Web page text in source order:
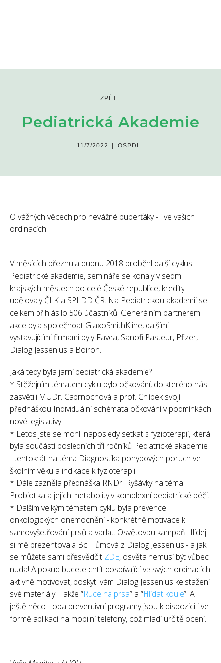
ZPĚT
Pediatrická Akademie
11/7/2022 | OSPDL
O vážných věcech pro nevážné puberťáky - i ve vašich
ordinacích
V měsících březnu a dubnu 2018 proběhl další cyklus
Pediatrické akademie, semináře se konaly v sedmi
krajských městech po celé České republice, kredity
udělovaly ČLK a SPLDD ČR. Na Pediatrickou akademii se
celkem přihlásilo 506 účastníků. Generálním partnerem
akce byla společnoat GlaxoSmithKline, dalšími
vystavujícími firmami byly Favea, Sanofi Pasteur, Pfizer,
Dialog Jessenius a Boiron.
Jaká tedy byla jarní pediatrická akademie?
* Stěžejním tématem cyklu bylo očkování, do kterého nás
zasvětili MUDr. Cabrnochová a prof. Chlíbek svojí
přednáškou Individuální schémata očkování v podmínkách
nové legislativy.
* Letos jste se mohli naposledy setkat s fyzioterapií, která
byla součástí posledních tří ročníků Pediatrické akademie
- tentokrát na téma Diagnostika pohybových poruch ve
školním věku a indikace k fyzioterapii.
* Dále zazněla přednáška RNDr. Ryšávky na téma
Probiotika a jejich metabolity v komplexní pediatrické péči.
* Dalším velkým tématem cyklu byla prevence
onkologických onemocnění - konkrétně motivace k
samovyšetřování prsů a varlat. Osvětovou kampaň Hlídej
si mě prezentovala Bc. Tůmová z Dialog Jessenius - a jak
se můžete sami přesvědčit ZDE, osvěta nemusí být vůbec
nuda! A pokud budete chtít dospívající ve svých ordinacích
aktivně motivovat, poskytl vám Dialog Jessenius ke stažení
své materiály. Takže “Ruce na prsa” a “Hlídat koule”! A
ještě něco - oba preventivní programy jsou k dispozici i ve
formě aplikací na mobilní telefony, což mladí určitě ocení.